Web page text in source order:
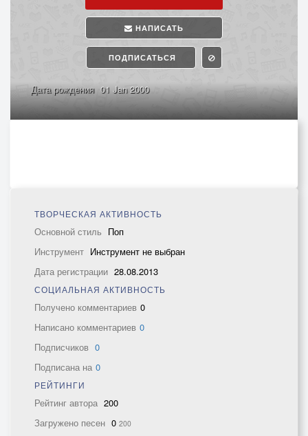
НАПИСАТЬ
ПОДПИСАТЬСЯ
Дата рождения 01 Jan 2000
ТВОРЧЕСКАЯ АКТИВНОСТЬ
Основной стиль Поп
Инструмент Инструмент не выбран
Дата регистрации 28.08.2013
СОЦИАЛЬНАЯ АКТИВНОСТЬ
Получено комментариев 0
Написано комментариев 0
Подписчиков 0
Подписана на 0
РЕЙТИНГИ
Рейтинг автора 200
Загружено песен 0 200